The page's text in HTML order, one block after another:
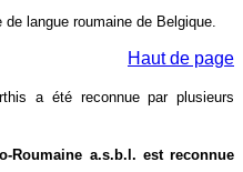
langue roumaine de Belgique.
Haut de page
a été reconnue par plusieurs
Roumaine a.s.b.l. est reconnue